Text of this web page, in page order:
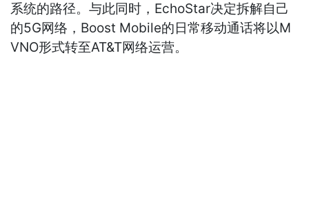
系统的路径。与此同时，EchoStar决定拆解自己
的5G网络，Boost Mobile的日常移动通话将以M
VNO形式转至AT&T网络运营。